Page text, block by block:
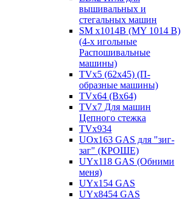
вышивальных и
стегальных машин
SM x1014B (MY 1014 B)
(4-х игольные
Распошивальные
машины)
TVх5 (62х45) (П-
образные машины)
TVх64 (Вх64)
TVх7 Для машин
Цепного стежка
TVх934
UOx163 GAS для "зиг-
заг" (КРОШЕ)
UYx118 GAS (Обними
меня)
UYx154 GAS
UYx8454 GAS